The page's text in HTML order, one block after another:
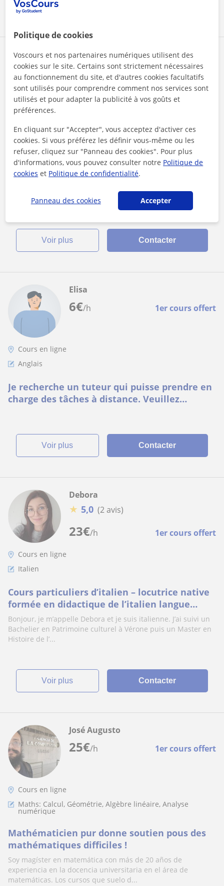
voir plus
50€/h 1er cours offert
Jazmin
★ 5,0 (9 avis)
Cours en ligne
Piano
🎹 Piano en ligne pour Adultes : un parcours
artistique sur mesure | Méthode
Internationale
Discover Transformation Through the Piano ^^ Hi, I’m Jazmín
international experience a...
voir plus Contacter
6€/h 1er cours offert
Elisa
Cours en ligne
Anglais
Je recherche un tuteur qui puisse prendre en
charge des tâches à distance. Veuillez
voir plus Contacter
23€/h 1er cours offert
Debora
★ 5,0 (2 avis)
Cours en ligne
Italien
Cours particuliers d’italien – locutrice native
formée en didactique de l’italien langue
étrangère
Bonjour, je m’appelle Debora et je suis italienne. J’ai suivi un
Bachelier en Patrimoine culturel à Vérone puis un Master en
Histoire de l’...
voir plus Contacter
25€/h 1er cours offert
José Augusto
Cours en ligne
Maths: Calcul, Géométrie, Algèbre linéaire, Analyse
numérique
Mathématicien pur donne soutien pous des
mathématiques difficiles !
Soy magíster en matemática con más de 20 años de
experiencia en la docencia universitaria en el área de
matemáticas. Los cursos que suelo d...
Politique de cookies
Voscours et nos partenaires numériques utilisent des
cookies sur le site. Certains sont strictement nécessaires
au fonctionnement du site, et d'autres cookies facultatifs
sont utilisés pour comprendre comment nos services sont
utilisés et pour adapter la publicité à vos goûts et
préférences.
En cliquant sur "Accepter", vous acceptez d'activer ces
cookies. Si vous préférez les définir vous-même ou les
refuser, cliquez sur "Panneau des cookies". Pour plus
d'informations, vous pouvez consulter notre Politique de
cookies et Politique de confidentialité.
Panneau des cookies Accepter